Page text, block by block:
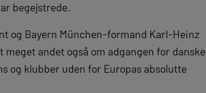
begejstrede.
og Bayern München-formand Karl-Heinz
andet også om adgangen for danske
og klubber uden for Europas absolutte